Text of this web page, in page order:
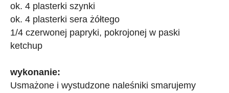
ok. 4 plasterki szynki
ok. 4 plasterki sera żółtego
1/4 czerwonej papryki, pokrojonej w paski
ketchup
wykonanie:
Usmażone i wystudzone naleśniki smarujemy